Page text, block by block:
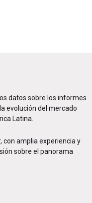
datos sobre los informes
evolución del mercado
Latina.
con amplia experiencia y
sobre el panorama